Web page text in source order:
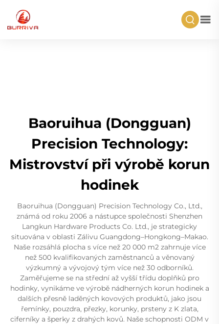
Baoruihua (Dongguan)
Precision Technology:
Mistrovství při výrobě korun
hodinek
Baoruihua (Dongguan) Precision Technology Co., Ltd.,
známá od roku 2006 a nástupce společnosti Shenzhen
Langkun Hardware Products Co. Ltd., je strategicky
situována v oblasti Zálivu Guangdong–Hongkong–Makao.
Naše rozsáhlá plocha s více než 20 000 m2 zahrnuje více
než 500 kvalifikovaných zaměstnanců a věnovaný
výzkumný a vývojový tým více než 30 odborníků.
Zaměřujeme se na střední až vyšší třídu doplňků pro
hodinky, vynikáme ve výrobě nádherných korun hodinek a
dalších přesně laděných kovových produktů, jako jsou
řemínky, pouzdra, přezky, korunky, prsteny z K zlata,
ciferníky a šperky z drahých kovů. Naše schopnosti ODM v